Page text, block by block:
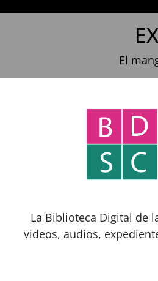
El
La Biblioteca Digital de
videos, audios,